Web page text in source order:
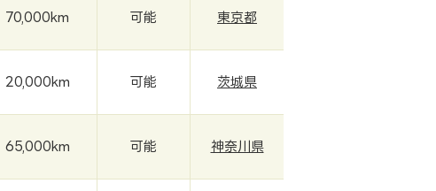
70,000km 可能 東京都
20,000km 可能 茨城県
65,000km 可能 神奈川県